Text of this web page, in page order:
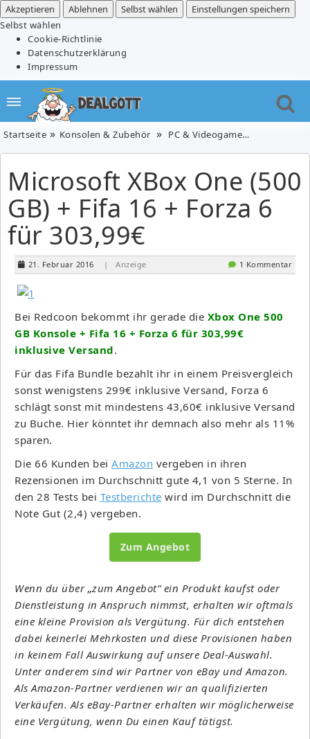
Akzeptieren
Ablehnen Selbst wählen
Einstellungen speichern
Selbst wählen
Cookie-Richtlinie
Datenschutzerklärung
Impressum
Startseite Konsolen & Zubehör PC & Videogames
Microsoft XBox One (500
GB) + Fifa 16 + Forza 6
für 303,99€
21. Februar 2016 | Anzeige 1 Kommentar
Bei Redcoon bekommt ihr gerade die Xbox One 500
GB Konsole + Fifa 16 + Forza 6 für 303,99€
inklusive Versand.
Für das Fifa Bundle bezahlt ihr in einem Preisvergleich
sonst wenigstens 299€ inklusive Versand, Forza 6
schlägt sonst mit mindestens 43,60€ inklusive Versand
zu Buche. Hier könntet ihr demnach also mehr als 11%
sparen.
Die 66 Kunden bei Amazon vergeben in ihren
Rezensionen im Durchschnitt gute 4,1 von 5 Sterne. In
den 28 Tests bei Testberichte wird im Durchschnitt die
Note Gut (2,4) vergeben.
Zum Angebot
Wenn du über „zum Angebot“ ein Produkt kaufst oder
Dienstleistung in Anspruch nimmst, erhalten wir oftmals
eine kleine Provision als Vergütung. Für dich entstehen
dabei keinerlei Mehrkosten und diese Provisionen haben
in keinem Fall Auswirkung auf unsere Deal-Auswahl.
Unter anderem sind wir Partner von eBay und Amazon.
Als Amazon-Partner verdienen wir an qualifizierten
Verkäufen. Als eBay-Partner erhalten wir möglicherweise
eine Vergütung, wenn Du einen Kauf tätigst.